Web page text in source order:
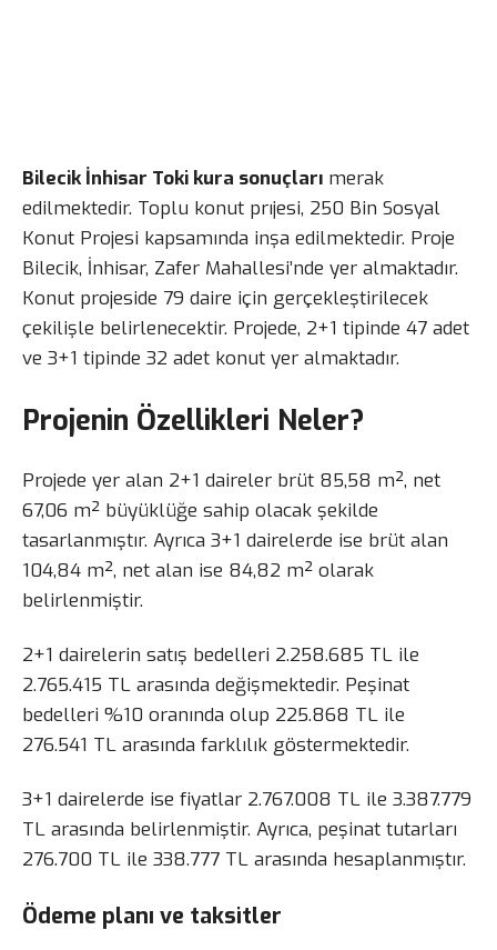
Bilecik İnhisar Toki kura sonuçları merak
edilmektedir. Toplu konut prıjesi, 250 Bin Sosyal
Konut Projesi kapsamında inşa edilmektedir. Proje
Bilecik, İnhisar, Zafer Mahallesi’nde yer almaktadır.
Konut projeside 79 daire için gerçekleştirilecek
çekilişle belirlenecektir. Projede, 2+1 tipinde 47 adet
ve 3+1 tipinde 32 adet konut yer almaktadır.
Projenin Özellikleri Neler?
Projede yer alan 2+1 daireler brüt 85,58 m², net
67,06 m² büyüklüğe sahip olacak şekilde
tasarlanmıştır. Ayrıca 3+1 dairelerde ise brüt alan
104,84 m², net alan ise 84,82 m² olarak
belirlenmiştir.
2+1 dairelerin satış bedelleri 2.258.685 TL ile
2.765.415 TL arasında değişmektedir. Peşinat
bedelleri %10 oranında olup 225.868 TL ile
276.541 TL arasında farklılık göstermektedir.
3+1 dairelerde ise fiyatlar 2.767.008 TL ile 3.387.779
TL arasında belirlenmiştir. Ayrıca, peşinat tutarları
276.700 TL ile 338.777 TL arasında hesaplanmıştır.
Ödeme planı ve taksitler